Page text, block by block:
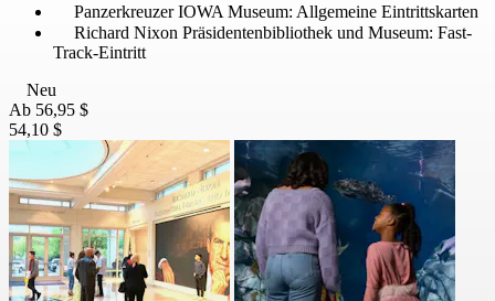
Panzerkreuzer IOWA Museum: Allgemeine Eintrittskarten
Richard Nixon Präsidentenbibliothek und Museum: Fast-
Track-Eintritt
Neu
Ab 56,95 $
54,10 $